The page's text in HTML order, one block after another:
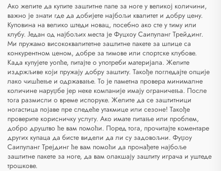
Ако желите да купите заштитне папе за ноге у великој количини,
важно је знати где да добијете најбољи квалитет и добру цену.
Куповина на велико штеди новац, посебно ако сте у тиму или
клубу. Један од најбољих места је Фуцхоу Саипуланг Трейдинг.
Ми пружамо висококвалитетне заштитне пакете за шпице са
конкурентном ценом, добре за тимове или спортске клубове.
Када купујете уопће, питајте о употреби материјала. Желите
издржљиве који пружају добру заштиту. Такође погледајте опције
лако чишћење и одржавање. То је паметна провера минималне
количине наруџбе јер неке компаније имају ограничења. После
тога размисли о време испоруке. Желите да се заштитници
ногастица појаве пре следеће утакмице или сезоне! Такође
проверите корисничку услугу. Ако имате питање или проблем,
добро друштво ће вам помоћи. Поред тога, прочитајте коментаре
других купаца да бисте видели да ли су задовољни. Фуџоу
Саипуланг Трејдинг ће вам помоћи да пронађете најбоље
заштитне пакете за ноге, да вам олакшају заштиту играча и уштеде
трошкове.